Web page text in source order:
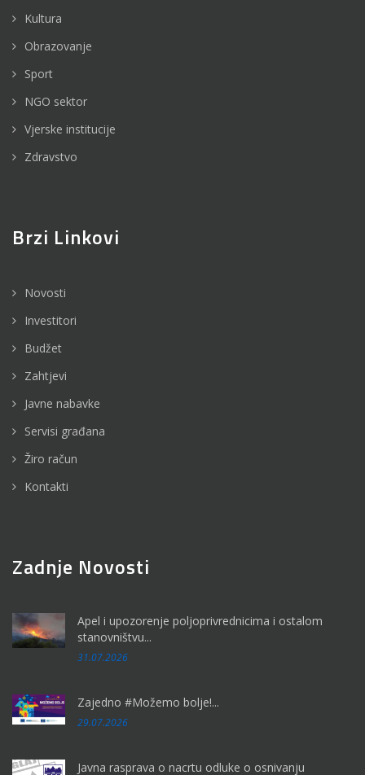
Kultura
Obrazovanje
Sport
NGO sektor
Vjerske institucije
Zdravstvo
Brzi Linkovi
Novosti
Investitori
Budžet
Zahtjevi
Javne nabavke
Servisi građana
Žiro račun
Kontakti
Zadnje Novosti
Apel i upozorenje poljoprivrednicima i ostalom
stanovništvu...
31.07.2026
Zajedno #Možemo bolje!...
29.07.2026
Javna rasprava o nacrtu odluke o osnivanju